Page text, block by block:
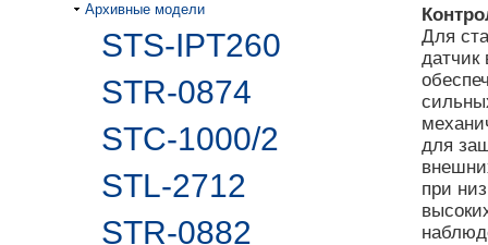
Архивные модели
STS-IPT260
STR-0874
STC-1000/2
STL-2712
STR-0882
Для
датчик
для
при